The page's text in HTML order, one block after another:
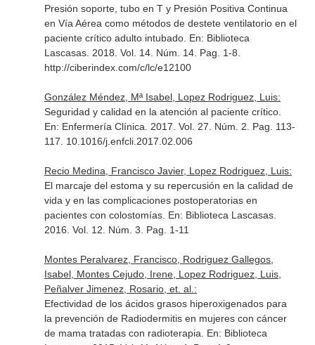
Presión soporte, tubo en T y Presión Positiva Continua
en Vía Aérea como métodos de destete ventilatorio en el
paciente crítico adulto intubado. En: Biblioteca
Lascasas. 2018. Vol. 14. Núm. 14. Pag. 1-8.
http://ciberindex.com/c/lc/e12100
González Méndez, Mª Isabel, Lopez Rodriguez, Luis:
Seguridad y calidad en la atención al paciente crítico.
En: Enfermería Clínica . 2017. Vol. 27. Núm. 2. Pag. 113-
117. 10.1016/j.enfcli.2017.02.006
Recio Medina, Francisco Javier, Lopez Rodriguez, Luis:
El marcaje del estoma y su repercusión en la calidad de
vida y en las complicaciones postoperatorias en
pacientes con colostomías. En: Biblioteca Lascasas.
2016. Vol. 12. Núm. 3. Pag. 1-11
Montes Peralvarez, Francisco, Rodriguez Gallegos,
Isabel, Montes Cejudo, Irene, Lopez Rodriguez, Luis,
Peñalver Jimenez, Rosario, et. al.:
Efectividad de los ácidos grasos hiperoxigenados para
la prevención de Radiodermitis en mujeres con cáncer
de mama tratadas con radioterapia. En: Biblioteca